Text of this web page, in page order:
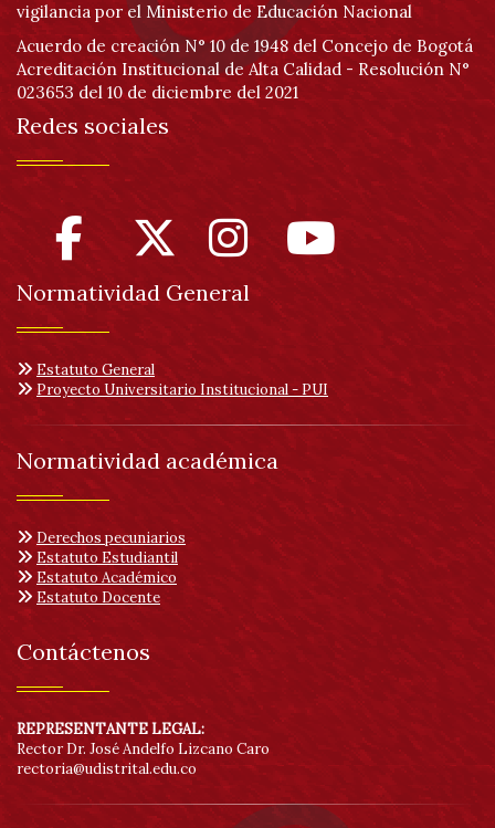
vigilancia por el Ministerio de Educación Nacional
Acuerdo de creación N° 10 de 1948 del Concejo de Bogotá
Acreditación Institucional de Alta Calidad - Resolución N°
023653 del 10 de diciembre del 2021
Redes sociales
Normatividad General
Estatuto General
Proyecto Universitario Institucional - PUI
Normatividad académica
Derechos pecuniarios
Estatuto Estudiantil
Estatuto Académico
Estatuto Docente
Contáctenos
REPRESENTANTE LEGAL:
Rector Dr. José Andelfo Lizcano Caro
rectoria@udistrital.edu.co